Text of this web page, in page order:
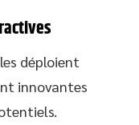
déploient
innovantes